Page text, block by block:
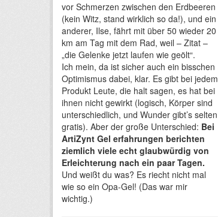
vor Schmerzen zwischen den Erdbeeren
(kein Witz, stand wirklich so da!), und ein
anderer, Ilse, fährt mit über 50 wieder 20
km am Tag mit dem Rad, weil – Zitat –
„die Gelenke jetzt laufen wie geölt“.
Ich mein, da ist sicher auch ein bisschen
Optimismus dabei, klar. Es gibt bei jedem
Produkt Leute, die halt sagen, es hat bei
ihnen nicht gewirkt (logisch, Körper sind
unterschiedlich, und Wunder gibt’s selten
gratis). Aber der große Unterschied: Bei
ArtiZynt Gel erfahrungen berichten
ziemlich viele echt glaubwürdig von
Erleichterung nach ein paar Tagen.
Und weißt du was? Es riecht nicht mal
wie so ein Opa-Gel! (Das war mir
wichtig.)